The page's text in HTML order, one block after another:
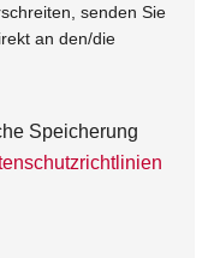
senden Sie
an den/die
Speicherung